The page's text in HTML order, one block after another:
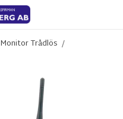
Monitor Trådlös /